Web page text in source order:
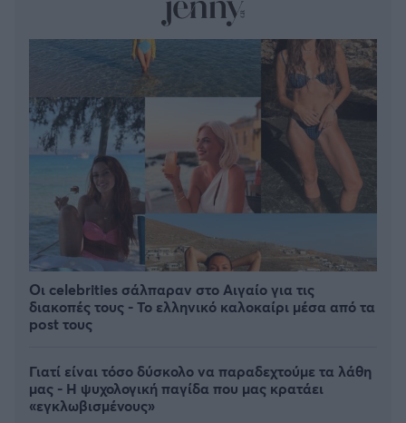
Οι celebrities σάλπαραν στο Αιγαίο για τις
διακοπές τους - Το ελληνικό καλοκαίρι μέσα από τα
post τους
Γιατί είναι τόσο δύσκολο να παραδεχτούμε τα λάθη
μας - Η ψυχολογική παγίδα που μας κρατάει
«εγκλωβισμένους»